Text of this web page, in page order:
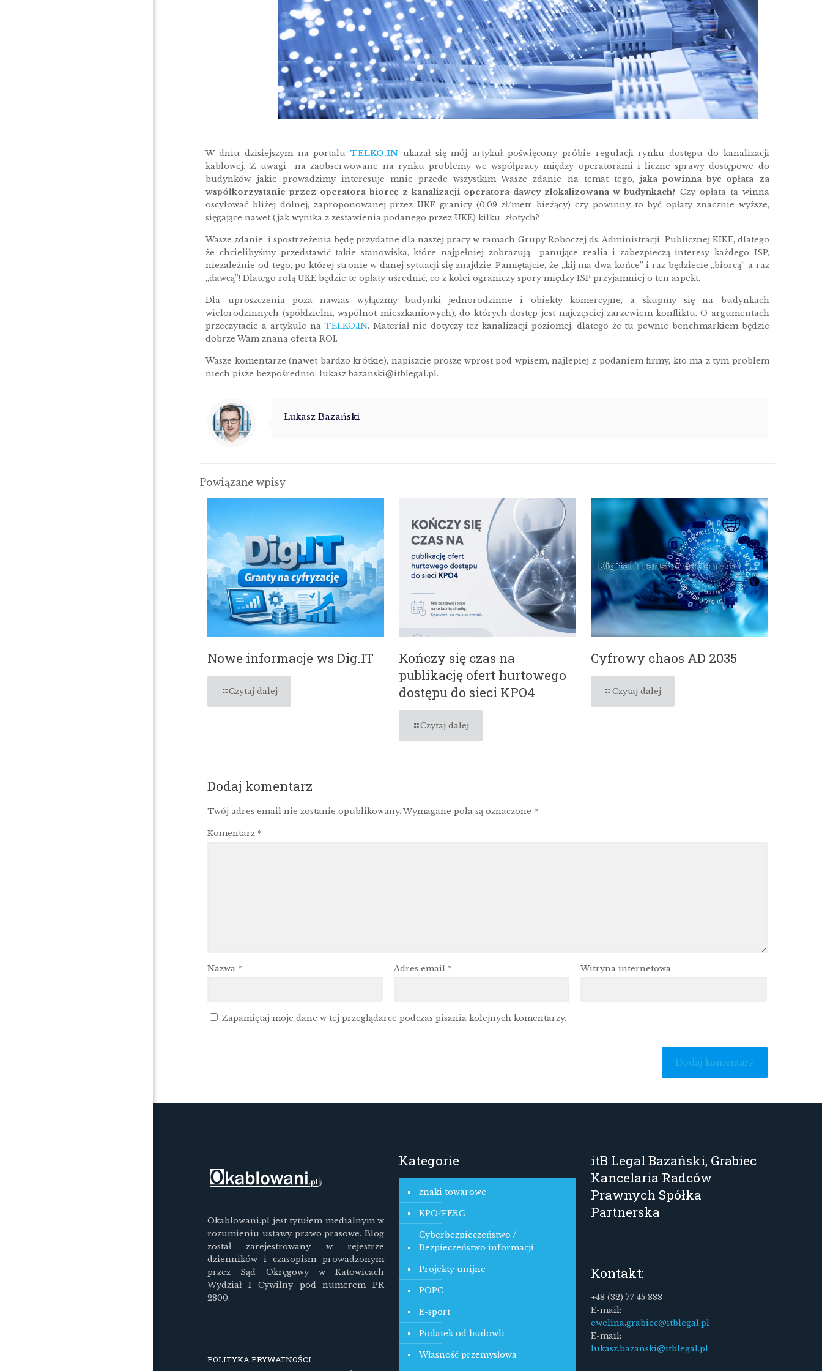
W dniu dzisiejszym na portaluTELKO.IN ukazał się mój artykuł poświęcony próbie regulacji rynku dostępu do kanalizacji
kablowej. Z uwagi na zaobserwowane na rynku problemy we współpracy między operatorami i liczne sprawy dostępowe do
budynków jakie prowadzimy interesuje mnie przede wszystkim Wasze zdanie na temat tego, jaka powinna być opłata za
współkorzystanie przez operatora biorcę z kanalizacji operatora dawcy zlokalizowana w budynkach? Czy opłata ta winna
oscylować bliżej dolnej, zaproponowanej przez UKE granicy (0,09 zł/metr bieżący) czy powinny to być opłaty znacznie wyższe,
sięgające nawet (jak wynika z zestawienia podanego przez UKE) kilku złotych?
Wasze zdanie i spostrzeżenia będę przydatne dla naszej pracy w ramach Grupy Roboczej ds. Administracji Publicznej KIKE, dlatego
że chcielibyśmy przedstawić takie stanowiska, które najpełniej zobrazują panujące realia i zabezpieczą interesy każdego ISP,
niezależnie od tego, po której stronie w danej sytuacji się znajdzie. Pamiętajcie, że „kij ma dwa końce” i raz będziecie „biorcą” a raz
„dawcą”! Dlatego rolą UKE będzie te opłaty uśrednić, co z kolei ograniczy spory między ISP przyjamniej o ten aspekt.
Dla uproszczenia poza nawias wyłączmy budynki jednorodzinne i obiekty komercyjne, a skupmy się na budynkach
wielorodzinnych (spółdzielni, wspólnot mieszkaniowych), do których dostęp jest najczęściej zarzewiem konfliktu. O argumentach
przeczytacie a artykule naTELKO.IN. Materiał nie dotyczy też kanalizacji poziomej, dlatego że tu pewnie benchmarkiem będzie
dobrze Wam znana oferta ROI.
Wasze komentarze (nawet bardzo krótkie), napiszcie proszę wprost pod wpisem, najlepiej z podaniem firmy, kto ma z tym problem
niech pisze bezpośrednio: lukasz.bazanski@itblegal.pl.
Łukasz Bazański
Powiązane wpisy
Nowe informacje ws Dig.IT
Czytaj dalej
Kończy się czas na
publikację ofert hurtowego
dostępu do sieci KPO4
Czytaj dalej
Cyfrowy chaos AD 2035
Czytaj dalej
Dodaj komentarz
Twój adres email nie zostanie opublikowany. Wymagane pola są oznaczone *
Komentarz *
Nazwa * Adres email * Witryna internetowa
Zapamiętaj moje dane w tej przeglądarce podczas pisania kolejnych komentarzy.
Okablowani.pl jest tytułem medialnym w
rozumieniu ustawy prawo prasowe. Blog
został zarejestrowany w rejestrze
dzienników i czasopism prowadzonym
przez Sąd Okręgowy w Katowicach
Wydział I Cywilny pod numerem PR
2800.
POLITYKA PRYWATNOŚCI
Kategorie
znaki towarowe
KPO/FERC
Cyberbezpieczeństwo /
Bezpieczeństwo informacji
Projekty unijne
POPC
E-sport
Podatek od budowli
Własność przemysłowa
itB Legal Bazański, Grabiec
Kancelaria Radców
Prawnych Spółka
Partnerska
Kontakt:
+48 (32) 77 45 888
E-mail:
ewelina.grabiec@itblegal.pl
E-mail:
lukasz.bazanski@itblegal.pl